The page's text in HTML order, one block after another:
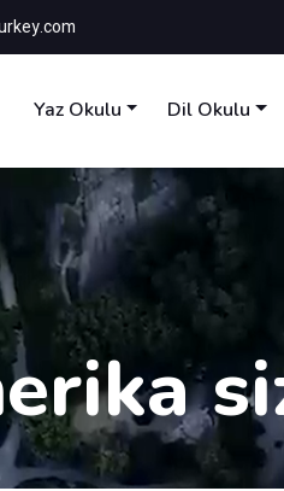
Yaz Okulu Dil Okulu